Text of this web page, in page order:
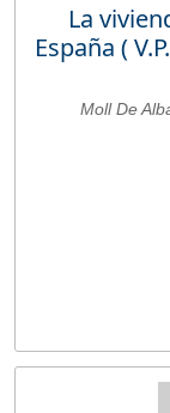
La
España (
Moll De